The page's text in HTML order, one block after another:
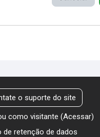
o suporte do site
como visitante (Acessar)
de retenção de dados